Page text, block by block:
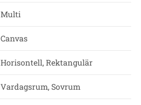
Multi
Canvas
Horisontell, Rektangulär
Vardagsrum, Sovrum